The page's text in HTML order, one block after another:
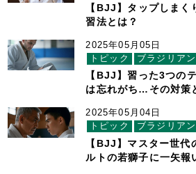
【BJJ】タップしまく
習法とは？
2025年05月05日
トピック
ブラジリア
【BJJ】習った3つの
は忘れがち…その対策
2025年05月04日
トピック
ブラジリア
【BJJ】マスター世
ルトの若獅子に一矢報